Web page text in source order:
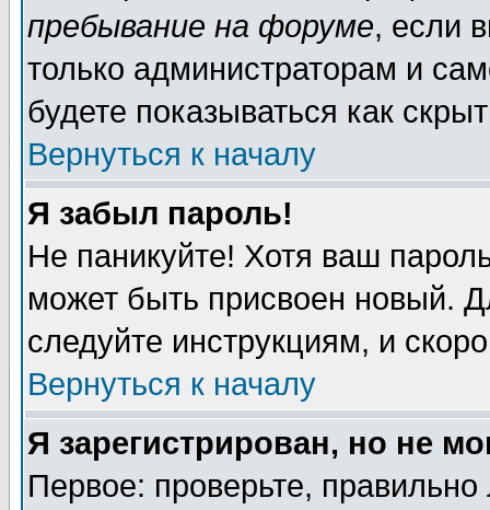
пребывание на форуме, если
только администраторам и
будете показываться как
Вернуться к началу
Я забыл пароль!
Не паникуйте! Хотя ваш
может быть присвоен новый.
следуйте инструкциям, и
Вернуться к началу
Я зарегистрирован, но не
Первое: проверьте,